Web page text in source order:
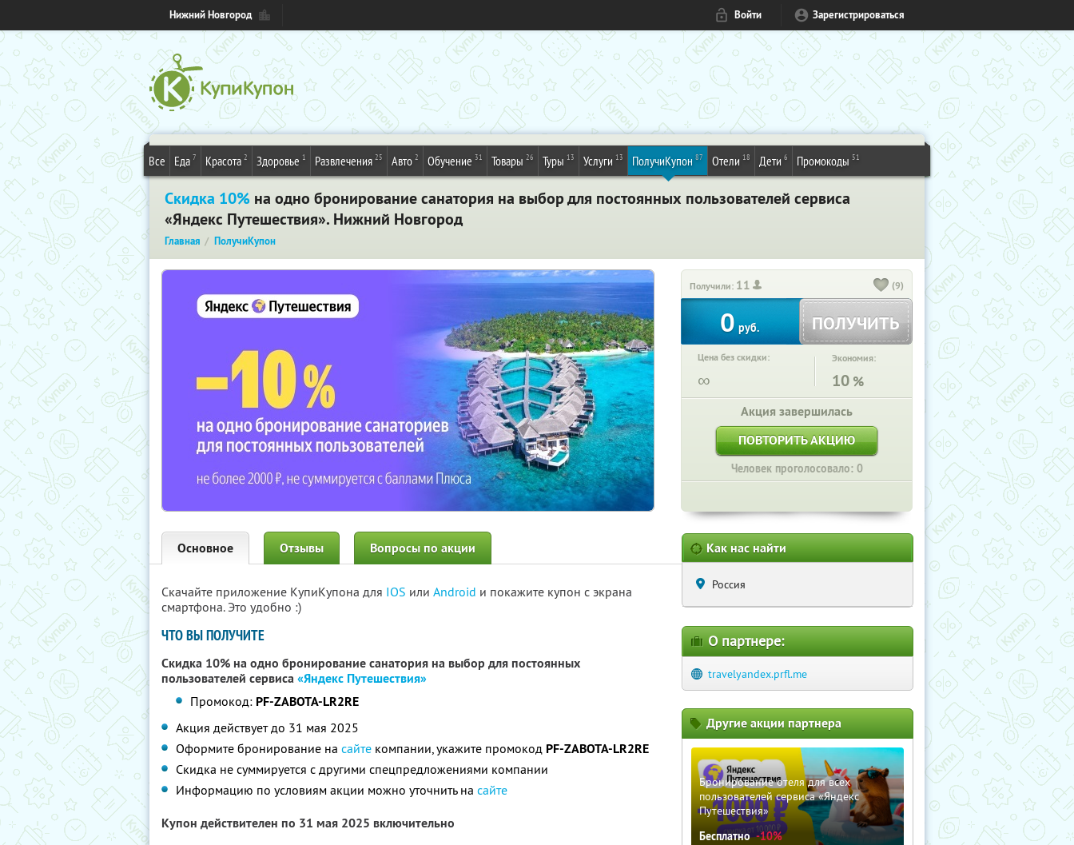
Нижний Новгород Войти Зарегистрироваться
Все Еда 7 Красота 2 Здоровье 1 Развлечения 25 Авто 2 Обучение 31 Товары 26 Туры 13 Услуги 13 ПолучиКупон 87 Отели 18 Дети 6 Промокоды 51
Скидка 10% на одно бронирование санатория на выбор для постоянных пользователей сервиса
«Яндекс Путешествия». Нижний Новгород
Главная ПолучиКупон
Получили: 11 (9)
0 руб. ПОЛУЧИТЬ
Цена без скидки:
∞
Экономия:
10 %
Акция завершилась
ПОВТОРИТЬ АКЦИЮ
Человек проголосовало: 0
Основное Отзывы Вопросы по акции
Скачайте приложение КупиКупона для IOS или Android и покажите купон с экрана
смартфона. Это удобно :)
ЧТО ВЫ ПОЛУЧИТЕ
Скидка 10% на одно бронирование санатория на выбор для постоянных
пользователей сервиса«Яндекс Путешествия»
Промокод: PF-ZABOTA-LR2RE
Акция действует до 31 мая 2025
Оформите бронирование на сайте компании, укажите промокод PF-ZABOTA-LR2RE
Скидка не суммируется с другими спецпредложениями компании
Информацию по условиям акции можно уточнить на сайте
Купон действителен по 31 мая 2025 включительно
Как нас найти
Россия
О партнере:
travelyandex.prfl.me
Другие акции партнера
Бронирование отеля для всех
пользователей сервиса «Яндекс
Путешествия»
Бесплатно -10%